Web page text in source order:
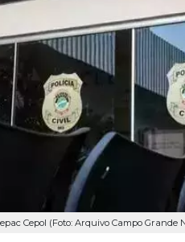
Cepol (Foto: Arquivo Campo Grande